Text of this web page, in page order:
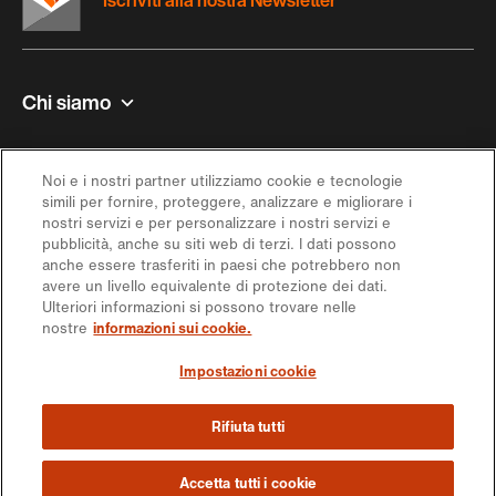
Chi siamo
Ispirazione
Offerta
Seguici sui social media
https://engagement.migros.ch/it/social-
media
https://engagement.migros.ch/it/social-
media
https://engagement.migros.ch/it/social-
media
https://engagement.migros.ch/it/social-
media
https://engagement.migros.ch/it/
media
© 2026 Federazione delle cooperative Migros
Noi e i nostri partner utilizziamo cookie e tecnologie
simili per fornire, proteggere, analizzare e migliorare i
nostri servizi e per personalizzare i nostri servizi e
pubblicità, anche su siti web di terzi. I dati possono
anche essere trasferiti in paesi che potrebbero non
avere un livello equivalente di protezione dei dati.
Ulteriori informazioni si possono trovare nelle
nostre informazioni sui cookie.
Impostazioni cookie
Rifiuta tutti
Accetta tutti i cookie